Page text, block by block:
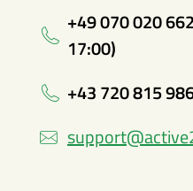
+49 070 020
17:00)
+43 720 815